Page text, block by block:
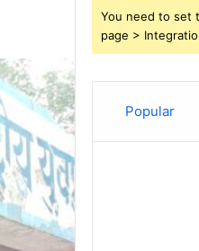
You need to set
page >
Popular